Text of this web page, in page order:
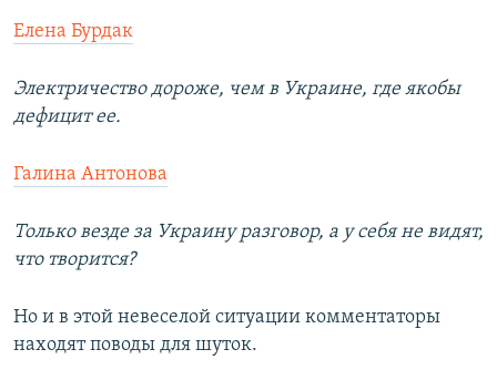
Елена Бурдак
Электричество дороже, чем в Украине, где якобы
дефицит ее.
Галина Антонова
Только везде за Украину разговор, а у себя не видят,
что творится?
Но и в этой невеселой ситуации комментаторы
находят поводы для шуток.